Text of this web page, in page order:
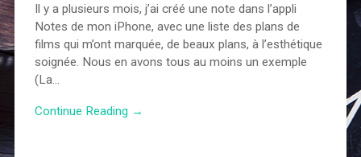
Il y a plusieurs mois, j’ai créé une note dans l’appli
Notes de mon iPhone, avec une liste des plans de
films qui m’ont marquée, de beaux plans, à l’esthétique
soignée. Nous en avons tous au moins un exemple
(La…
Continue Reading →